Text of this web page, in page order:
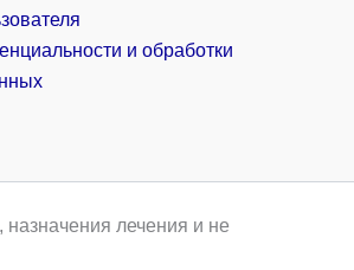
и обработки
лечения и не